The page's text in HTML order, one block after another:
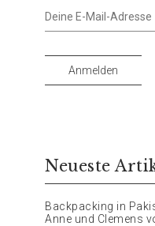
Deine
E-
Adresse
Anmelden
Neueste
Backpacking in
Anne und Clemens